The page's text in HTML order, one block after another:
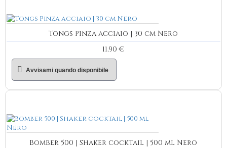
Tongs Pinza acciaio | 30 cm Nero
11,90 €
Avvisami quando disponibile
Bomber 500 | Shaker cocktail | 500 ml Nero